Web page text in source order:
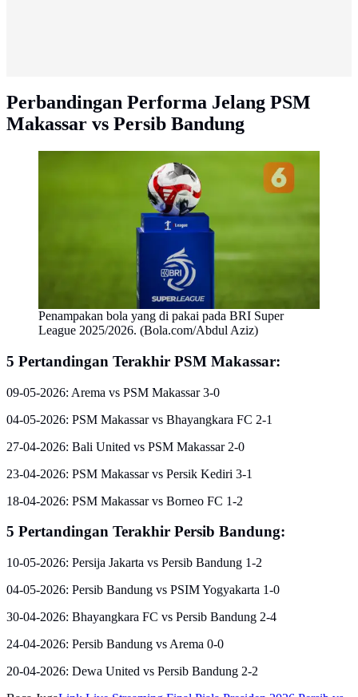
Perbandingan Performa Jelang PSM
Makassar vs Persib Bandung
Penampakan bola yang di pakai pada BRI Super
League 2025/2026. (Bola.com/Abdul Aziz)
5 Pertandingan Terakhir PSM Makassar:
09-05-2026: Arema vs PSM Makassar 3-0
04-05-2026: PSM Makassar vs Bhayangkara FC 2-1
27-04-2026: Bali United vs PSM Makassar 2-0
23-04-2026: PSM Makassar vs Persik Kediri 3-1
18-04-2026: PSM Makassar vs Borneo FC 1-2
5 Pertandingan Terakhir Persib Bandung:
10-05-2026: Persija Jakarta vs Persib Bandung 1-2
04-05-2026: Persib Bandung vs PSIM Yogyakarta 1-0
30-04-2026: Bhayangkara FC vs Persib Bandung 2-4
24-04-2026: Persib Bandung vs Arema 0-0
20-04-2026: Dewa United vs Persib Bandung 2-2